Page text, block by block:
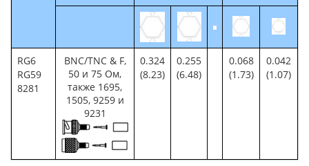
RG6
RG59
8281
BNC/TNC & F,
50 и 75 Ом,
также 1695,
1505, 9259 и
9231
0.324
(8.23)
0.255
(6.48)
0.068
(1.73)
0.042
(1.07)